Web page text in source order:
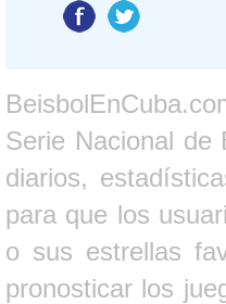
Serie Nacional de
diarios,
para que los
o sus estrellas
pronosticar los